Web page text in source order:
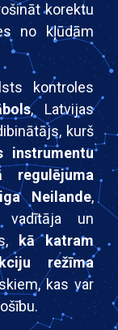
korektu
no kļūdām
kontroles
, Latvijas
kurš
instrumentu
regulējuma
Neilande,
vadītāja un
kā katram
režīma
kas var